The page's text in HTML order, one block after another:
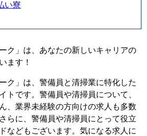
い寮
ク」は、あなたの新しいキャリアの
ます！
ク」は、警備員と清掃業に特化した
トです。警備員や清掃員について、
、業界未経験の方向けの求人も多数
らに、警備員や清掃員にとって役立
などもございます。気になる求人に